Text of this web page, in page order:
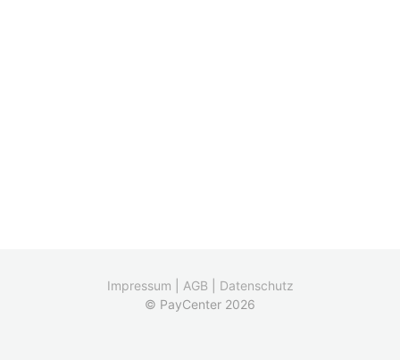
Impressum AGB
Datenschutz
© PayCenter 2026